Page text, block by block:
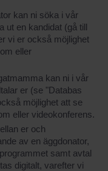
kan ni söka i vår
ut en kandidat (gå till
vi er också möjlighet
eller
kan ni i vår
er (se "Databas
möjlighet att se
eller videokonferens.
er och
av en äggdonator,
samt avtal
digitalt, varefter vi